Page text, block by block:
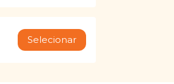
Selecionar